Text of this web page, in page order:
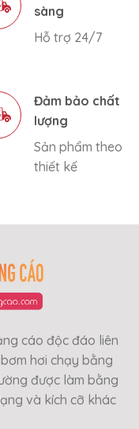
sàng
Hỗ trợ 24/7
Đảm bảo chất
lượng
Sản phẩm theo
thiết kế
cáo độc đáo liên
hơi chạy bằng
được làm bằng
và kích cỡ khác